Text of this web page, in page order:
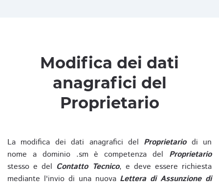
Modifica dei dati
anagrafici del
Proprietario
La modifica dei dati anagrafici del Proprietariodi un
nome a dominio .sm è competenza del Proprietario
stesso e del Contatto Tecnico, e deve essere richiesta
mediante l'invio di una nuova Lettera di Assunzione di